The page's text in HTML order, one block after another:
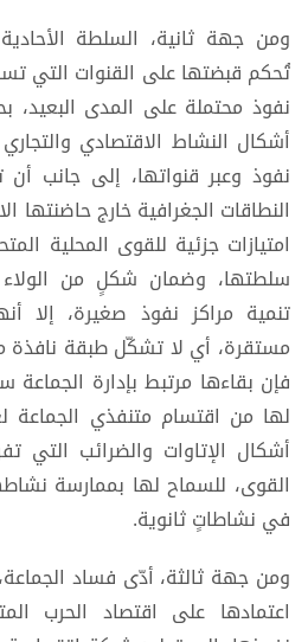
ومن جهة ثانية، السلطة
تُحكم قبضتها على القنوات التي
نفوذ محتملة على المدى
أشكال النشاط الاقتصادي
نفوذ وعبر قنواتها، إلى جانب أن
النطاقات الجغرافية خارج حاضنتها
امتيازات جزئية للقوى المحلية
سلطتها، وضمان شكلٍ من
تنمية مراكز نفوذ صغيرة، إلا
مستقرة، أي لا تشكّل طبقة نافذة
فإن بقاءها مرتبط بإدارة
لها من اقتسام متنفذي الجماعة
أشكال الإتاوات والضرائب التي
القوى، للسماح لها بممارسة
في نشاطاتٍ ثانوية.
ومن جهة ثالثة، أدّى فساد
اعتمادها على اقتصاد الحرب